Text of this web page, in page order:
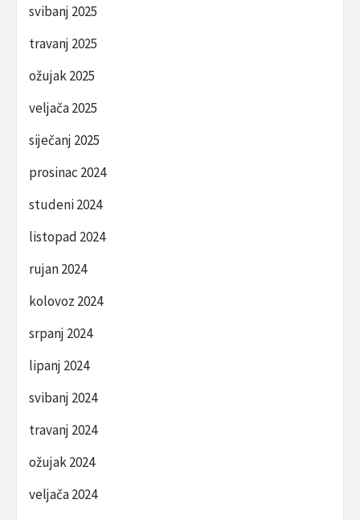
svibanj 2025
travanj 2025
ožujak 2025
veljača 2025
siječanj 2025
prosinac 2024
studeni 2024
listopad 2024
rujan 2024
kolovoz 2024
srpanj 2024
lipanj 2024
svibanj 2024
travanj 2024
ožujak 2024
veljača 2024